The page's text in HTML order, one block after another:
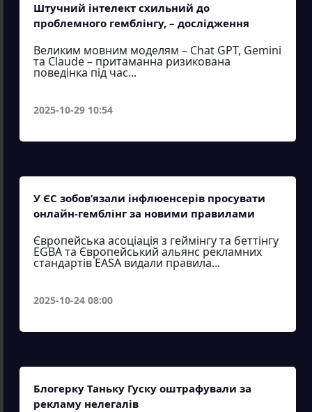
Штучний інтелект схильний до
проблемного гемблінгу, – дослідження
Великим мовним моделям – Chat GPT, Gemini
та Claude – притаманна ризикована
поведінка під час...
2025-10-29 10:54
У ЄС зобов’язали інфлюенсерів просувати
онлайн-гемблінг за новими правилами
Європейська асоціація з геймінгу та беттінгу
EGBA та Європейський альянс рекламних
стандартів EASA видали правила...
2025-10-24 08:00
Блогерку Таньку Гуску оштрафували за
рекламу нелегалів